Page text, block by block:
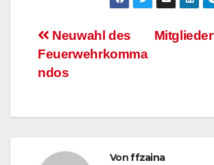
Neuwahl des
Feuerwehrkomma
ndos
Vonffzaina